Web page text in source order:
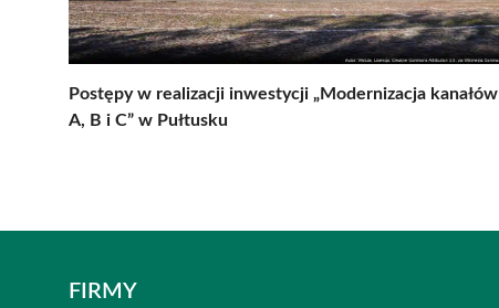
Postępy w realizacji inwestycji „Modernizacja kanałów
A, B i C” w Pułtusku
FIRMY